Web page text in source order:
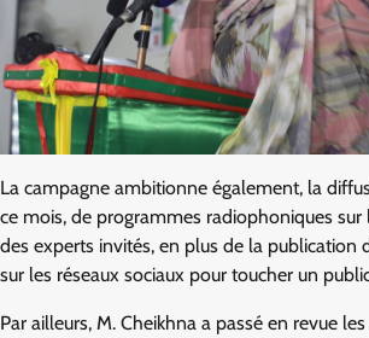
La campagne ambitionne également, la
ce mois, de programmes radiophoniques
des experts invités, en plus de la publication
sur les réseaux sociaux pour toucher un
Par ailleurs, M. Cheikhna a passé en revue